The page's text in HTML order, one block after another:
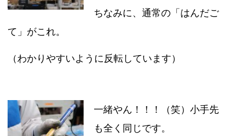
ちなみに、通常の「はんだご
て」がこれ。
（わかりやすいように反転しています）
一緒やん！！！（笑）小手先
も全く同じです。